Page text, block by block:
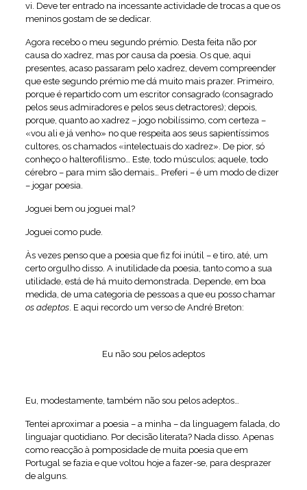
vi. Deve ter entrado na incessante actividade de trocas a que os
meninos gostam de se dedicar.
Agora recebo o meu segundo prémio. Desta feita não por
causa do xadrez, mas por causa da poesia. Os que, aqui
presentes, acaso passaram pelo xadrez, devem compreender
que este segundo prémio me dá muito mais prazer. Primeiro,
porque é repartido com um escritor consagrado (consagrado
pelos seus admiradores e pelos seus detractores); depois,
porque, quanto ao xadrez – jogo nobilíssimo, com certeza –
«vou ali e já venho» no que respeita aos seus sapientíssimos
cultores, os chamados «intelectuais do xadrez». De pior, só
conheço o halterofilismo… Este, todo músculos; aquele, todo
cérebro – para mim são demais… Preferi – é um modo de dizer
– jogar poesia.
Joguei bem ou joguei mal?
Joguei como pude.
Às vezes penso que a poesia que fiz foi inútil – e tiro, até, um
certo orgulho disso. A inutilidade da poesia, tanto como a sua
utilidade, está de há muito demonstrada. Depende, em boa
medida, de uma categoria de pessoas a que eu posso chamar
os adeptos. E aqui recordo um verso de André Breton:
Eu não sou pelos adeptos
Eu, modestamente, também não sou pelos adeptos…
Tentei aproximar a poesia – a minha – da linguagem falada, do
linguajar quotidiano. Por decisão literata? Nada disso. Apenas
como reacção à pomposidade de muita poesia que em
Portugal se fazia e que voltou hoje a fazer-se, para desprazer
de alguns.